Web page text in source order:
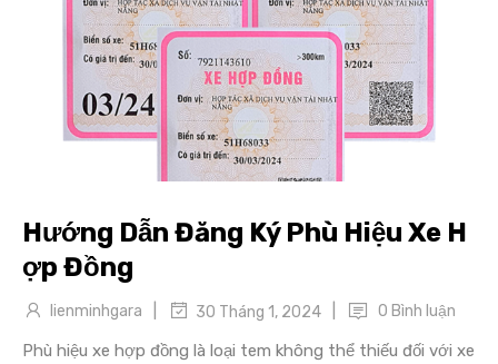
Hướng Dẫn Đăng Ký Phù Hiệu Xe H
ợp Đồng
lienminhgara 30 Tháng 1, 2024 0 Bình luận
Phù hiệu xe hợp đồng là loại tem không thể thiếu đối với xe